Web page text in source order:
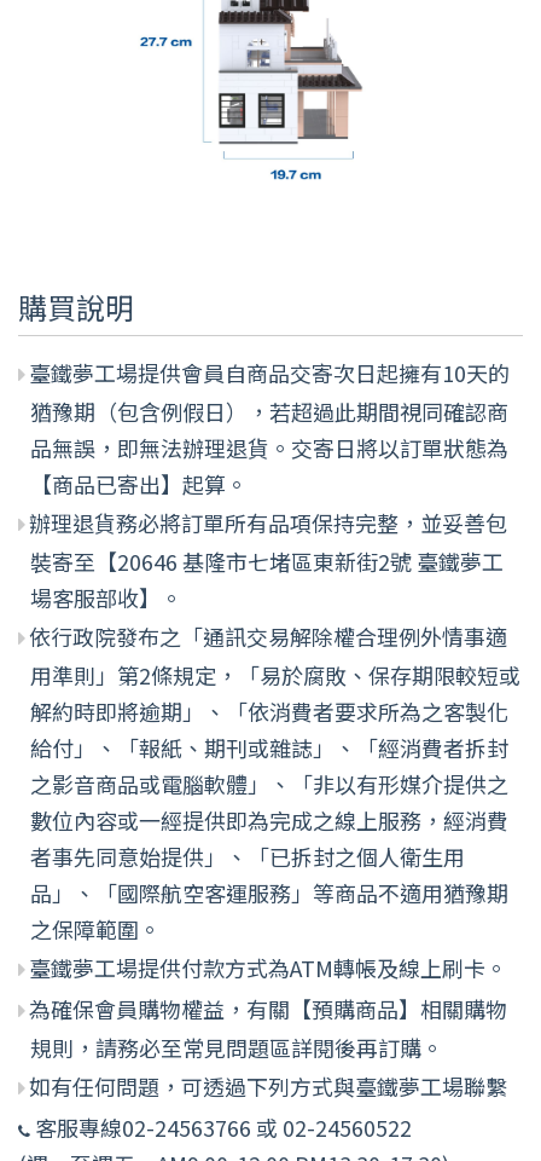
購買說明
臺鐵夢工場提供會員自商品交寄次日起擁有10天的
猶豫期（包含例假日），若超過此期間視同確認商
品無誤，即無法辦理退貨。交寄日將以訂單狀態為
【商品已寄出】起算。
辦理退貨務必將訂單所有品項保持完整，並妥善包
裝寄至【20646 基隆市七堵區東新街2號 臺鐵夢工
場客服部收】。
依行政院發布之「通訊交易解除權合理例外情事適
用準則」第2條規定，「易於腐敗、保存期限較短或
解約時即將逾期」、「依消費者要求所為之客製化
給付」、「報紙、期刊或雜誌」、「經消費者拆封
之影音商品或電腦軟體」、「非以有形媒介提供之
數位內容或一經提供即為完成之線上服務，經消費
者事先同意始提供」、「已拆封之個人衛生用
品」、「國際航空客運服務」等商品不適用猶豫期
之保障範圍。
臺鐵夢工場提供付款方式為ATM轉帳及線上刷卡。
為確保會員購物權益，有關【預購商品】相關購物
規則，請務必至常見問題區詳閱後再訂購。
如有任何問題，可透過下列方式與臺鐵夢工場聯繫
客服專線02-24563766 或 02-24560522